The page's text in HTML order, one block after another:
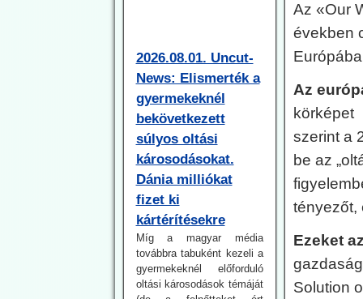
Az «Our
években
Az
körképet
szerint a
be az
tényezőt,
Ezeket
Solution
gyermekeknél
bekövetkezett
súlyos oltási
károsodásokat.
Dánia milliókat
fizet ki
kártérítésekre
Míg a magyar média
továbbra tabuként kezeli a
gyermekeknél előforduló
oltási károsodások témáját
(de a felnőtteket ért
károsodásokét is), a dán
közszolgálati